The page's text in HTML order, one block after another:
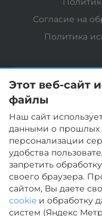
Согласие на
Политика
Этот веб-сайт
файлы
Наш сайт
данными о прошлых
персонализации
удобства
запретить
своего браузера.
сайтом, Вы даете
cookie и обработку
систем (Яндекс